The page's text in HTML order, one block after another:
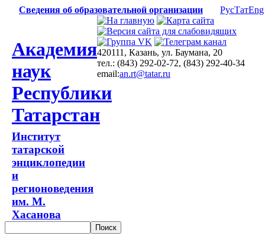
Сведения об образовательной организации РусТатEng
Академия
наук
Республики
Татарстан
Институт
татарской
энциклопедии
и
регионоведения
им. М.
Хасанова
420111, Казань, ул. Баумана, 20
тел.: (843) 292-02-72, (843) 292-40-34
email:an.rt@tatar.ru